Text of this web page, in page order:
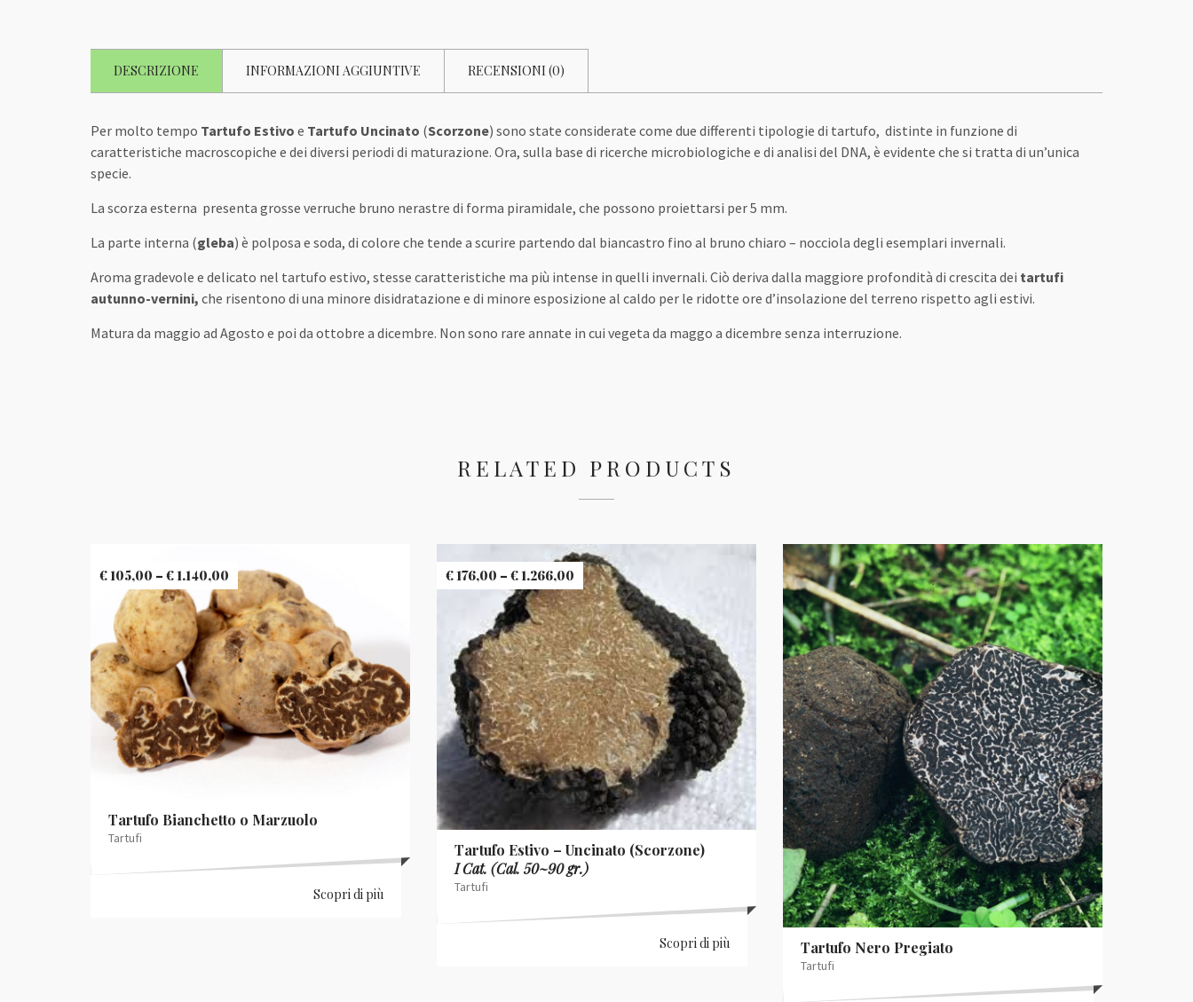
15~50
gr.)
DESCRIZIONE INFORMAZIONI AGGIUNTIVE RECENSIONI (0)
Per molto tempo Tartufo Estivo e Tartufo Uncinato (Scorzone) sono state considerate come due differenti tipologie di tartufo, distinte in funzione di
caratteristiche macroscopiche e dei diversi periodi di maturazione. Ora, sulla base di ricerche microbiologiche e di analisi del DNA, è evidente che si tratta di un’unica
specie.
La scorza esterna presenta grosse verruche bruno nerastre di forma piramidale, che possono proiettarsi per 5 mm.
La parte interna (gleba) è polposa e soda, di colore che tende a scurire partendo dal biancastro fino al bruno chiaro – nocciola degli esemplari invernali.
Aroma gradevole e delicato nel tartufo estivo, stesse caratteristiche ma più intense in quelli invernali. Ciò deriva dalla maggiore profondità di crescita dei tartufi
autunno-vernini, che risentono di una minore disidratazione e di minore esposizione al caldo per le ridotte ore d’insolazione del terreno rispetto agli estivi.
Matura da maggio ad Agosto e poi da ottobre a dicembre. Non sono rare annate in cui vegeta da maggo a dicembre senza interruzione.
RELATED PRODUCTS
€105,00 – €1.140,00
Tartufo Bianchetto o Marzuolo
Tartufi
Scopri di più
€176,00 – €1.266,00
Tartufo Estivo – Uncinato (Scorzone)
I Cat. (Cal. 50~90 gr.)
Tartufi
Scopri di più Tartufo Nero Pregiato
Tartufi